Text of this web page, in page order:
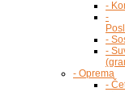
-
-
-
-
- Oprema
-